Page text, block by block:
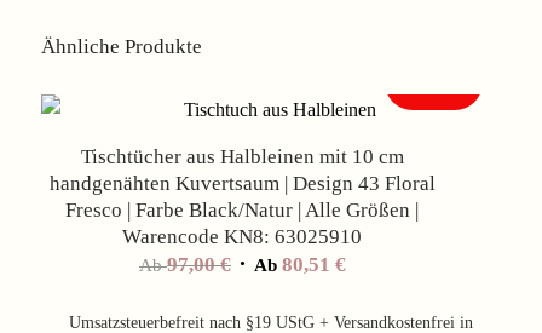
Ähnliche Produkte
Tischtücher aus Halbleinen mit 10 cm
handgenähten Kuvertsaum | Design 43 Floral
Fresco | Farbe Black/Natur | Alle Größen |
Warencode KN8: 63025910
Ab97,00€ Ab 80,51 €
Umsatzsteuerbefreit nach §19 UStG + Versandkostenfrei in